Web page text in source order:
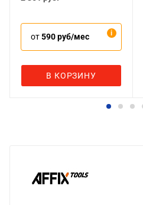
от590 руб/мес
В КОРЗИНУ